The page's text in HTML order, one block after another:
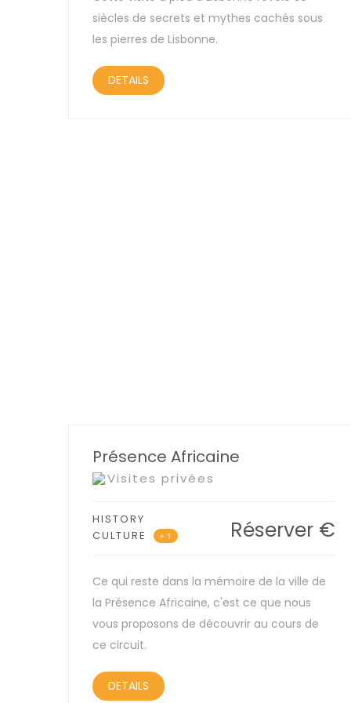
siècles de secrets et mythes cachés sous
les pierres de Lisbonne.
DETAILS
Présence Africaine
Visites privées
HISTORY
CULTURE
+ 1 Réserver €
Ce qui reste dans la mémoire de la ville de
la Présence Africaine, c'est ce que nous
vous proposons de découvrir au cours de
ce circuit.
DETAILS